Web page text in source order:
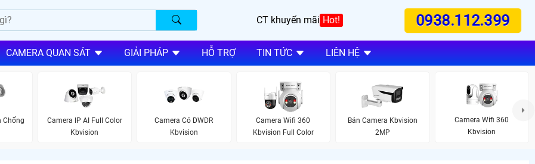
CT khuyến mãi Hot! 0938.112.399
CAMERA QUAN SÁT GIẢI PHÁP HỖ TRỢ TIN TỨC LIÊN HỆ
Chống
Camera IP AI Full Color
Kbvision
Camera Có DWDR
Kbvision
Camera Wifi 360
Kbvision Full Color
Bán Camera Kbvision
2MP
Camera Wifi 360
Kbvision